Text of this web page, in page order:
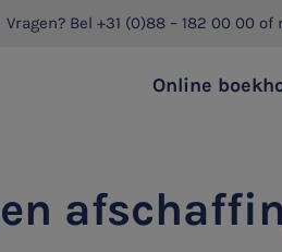
Vragen? Bel +31 (0)88 – 182 00 00 of
Online